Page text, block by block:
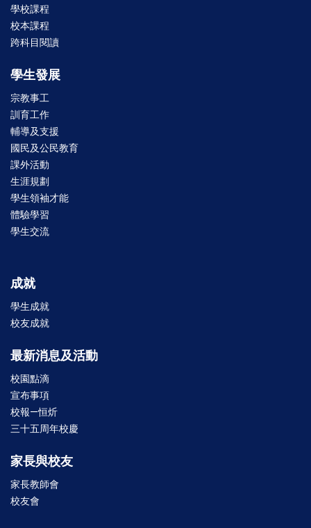
學校課程
校本課程
跨科目閱讀
學生發展
宗教事工
訓育工作
輔導及支援
國民及公民教育
課外活動
生涯規劃
學生領袖才能
體驗學習
學生交流
成就
學生成就
校友成就
最新消息及活動
校園點滴
宣布事項
校報—恒炘
三十五周年校慶
家長與校友
家長教師會
校友會